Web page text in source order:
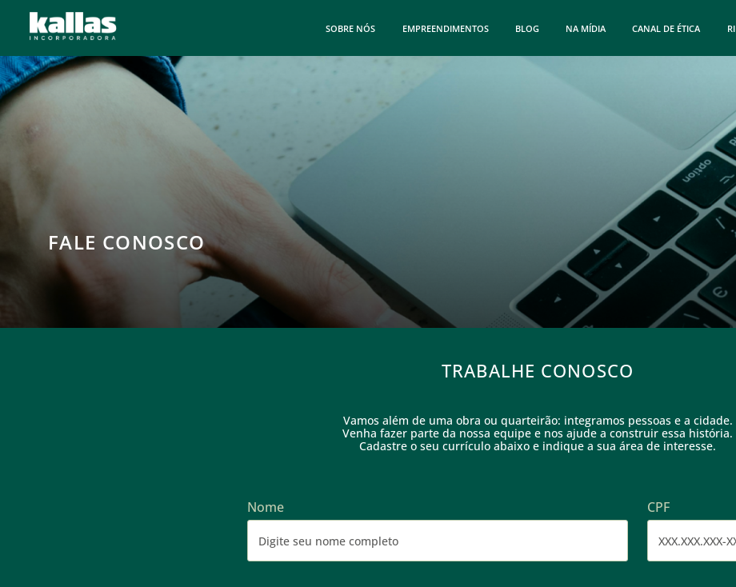
SOBRE NÓS EMPREENDIMENTOS BLOG NA MÍDIA CANAL DE ÉTICA RI
FALE CONOSCO
TRABALHE CONOSCO
Vamos além de uma obra ou quarteirão: integramos pessoas e a cidade.
Venha fazer parte da nossa equipe e nos ajude a construir essa história.
Cadastre o seu currículo abaixo e indique a sua área de interesse.
Nome CPF